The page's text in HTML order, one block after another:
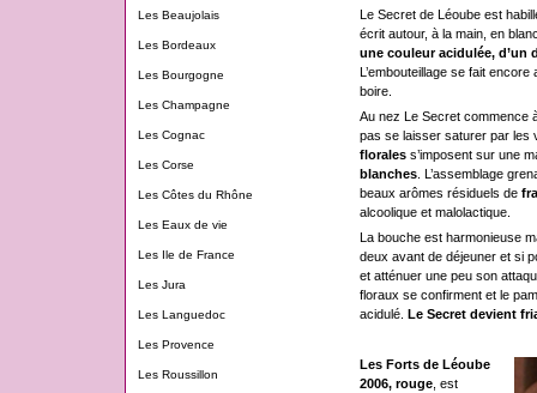
Les Beaujolais
Les Bordeaux
Les Bourgogne
Les Champagne
Les Cognac
Les Corse
Les Côtes du Rhône
Les Eaux de vie
Les Ile de France
Les Jura
Les Languedoc
Les Provence
Les Roussillon
Le Secret de Léoube est
écrit autour, à la main, en
une couleur acidulée, d’un
L’embouteillage se fait
boire.
Au nez Le Secret commence
pas se laisser saturer par les
floraless’imposent sur une
blanches. L’assemblage
beaux arômes résiduels de
alcoolique et malolactique.
La bouche est harmonieuse
deux avant de déjeuner et si
et atténuer une peu son
floraux se confirment et le
acidulé. Le Secret devient
Les Forts de Léoube
2006, rouge, est